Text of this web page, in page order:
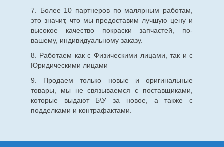
7. Более 10 партнеров по малярным работам,
это значит, что мы предоставим лучшую цену и
высокое качество покраски запчастей, по-
вашему, индивидуальному заказу.
8. Работаем как с Физическими лицами, так и с
Юридическими лицами
9. Продаем только новые и оригинальные
товары, мы не связываемся с поставщиками,
которые выдают Б\У за новое, а также с
подделками и контрафактами.